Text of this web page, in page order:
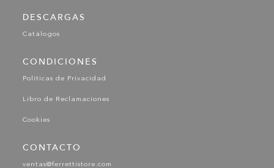
DESCARGAS
Catálogos
CONDICIONES
Políticas de Privacidad
Libro de Reclamaciones
Cookies
CONTACTO
ventas@ferrettistore.com